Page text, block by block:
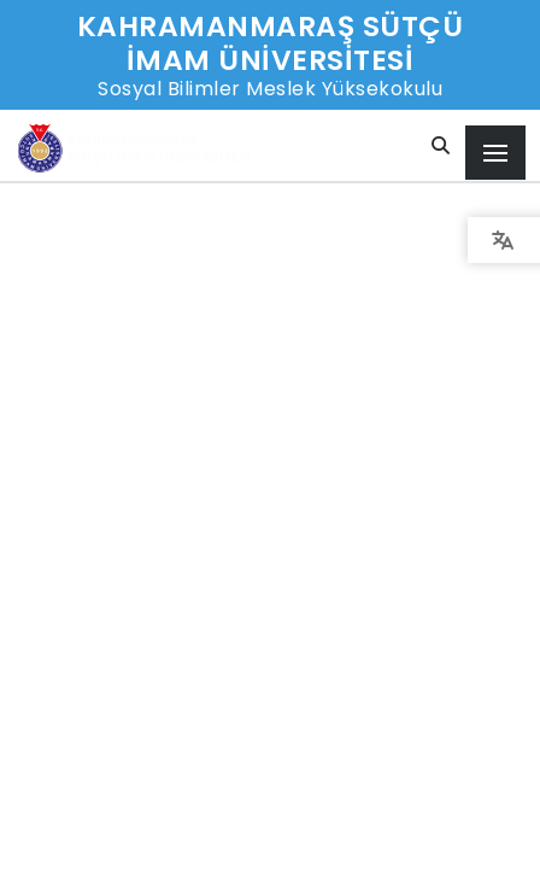
KAHRAMANMARAŞ SÜTÇÜ
İMAM ÜNİVERSİTESİ
Sosyal Bilimler Meslek Yüksekokulu